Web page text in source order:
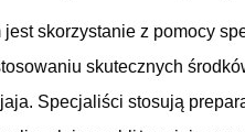
skorzystanie z pomocy
skutecznych
Specjaliści stosują